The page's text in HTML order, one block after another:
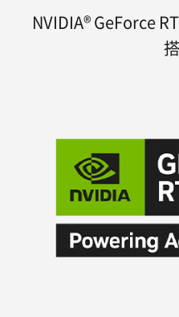
NVIDIA® GeForce